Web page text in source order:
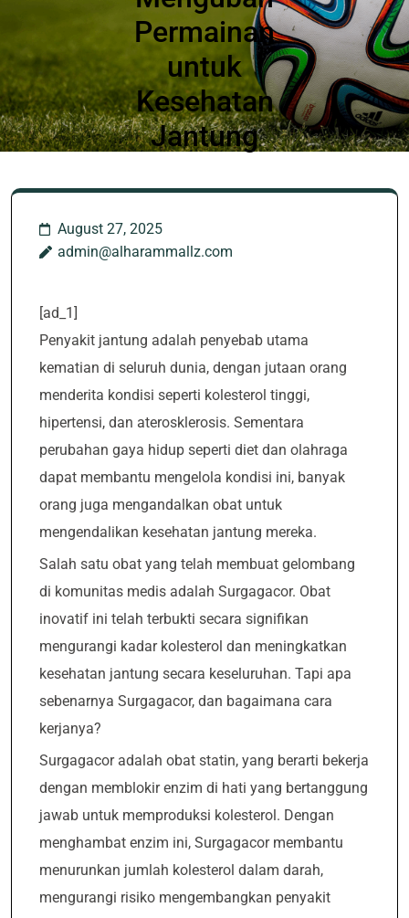
Permainan
untuk
Kesehatan
Jantung
August 27, 2025
admin@alharammallz.com
[ad_1]
Penyakit jantung adalah penyebab utama
kematian di seluruh dunia, dengan jutaan orang
menderita kondisi seperti kolesterol tinggi,
hipertensi, dan aterosklerosis. Sementara
perubahan gaya hidup seperti diet dan olahraga
dapat membantu mengelola kondisi ini, banyak
orang juga mengandalkan obat untuk
mengendalikan kesehatan jantung mereka.
Salah satu obat yang telah membuat gelombang
di komunitas medis adalah Surgagacor. Obat
inovatif ini telah terbukti secara signifikan
mengurangi kadar kolesterol dan meningkatkan
kesehatan jantung secara keseluruhan. Tapi apa
sebenarnya Surgagacor, dan bagaimana cara
kerjanya?
Surgagacor adalah obat statin, yang berarti bekerja
dengan memblokir enzim di hati yang bertanggung
jawab untuk memproduksi kolesterol. Dengan
menghambat enzim ini, Surgagacor membantu
menurunkan jumlah kolesterol dalam darah,
mengurangi risiko mengembangkan penyakit